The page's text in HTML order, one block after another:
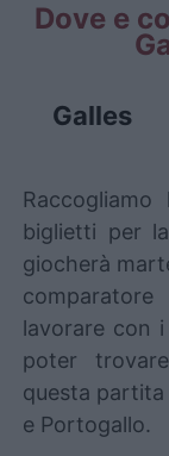
Dove e
Galles
biglietti per
giocherà
lavorare con
poter
questa partita
e Portogallo.